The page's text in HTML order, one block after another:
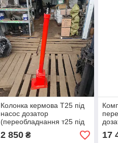
Колонка кермова Т25 під
насос дозатор
(переобладнання т25 під
насос дозатор)
2 850₴
міст
17